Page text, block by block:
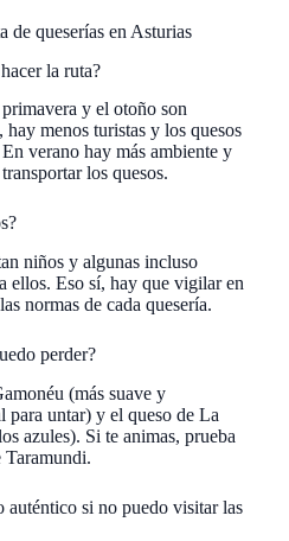
de queserías en Asturias
la ruta?
y el otoño son
hay menos turistas y los quesos
verano hay más ambiente y
los quesos.
niños y algunas incluso
ellos. Eso sí, hay que vigilar en
normas de cada quesería.
perder?
(más suave y
para untar) y el queso de La
azules). Si te animas, prueba
Taramundi.
auténtico si no puedo visitar las